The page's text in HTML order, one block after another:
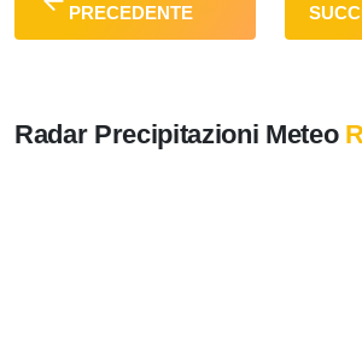
PRECEDENTE
Radar Precipitazioni Meteo